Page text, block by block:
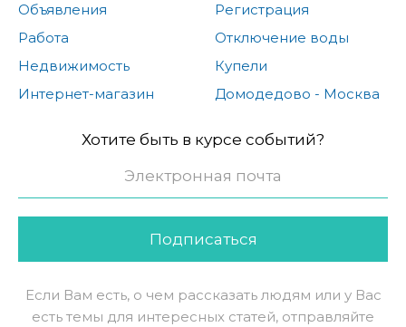
Объявления
Работа
Недвижимость
Интернет-магазин
Регистрация
Отключение воды
Купели
Домодедово - Москва
Хотите быть в курсе событий?
Подписаться
Если Вам есть, о чем рассказать людям или у Вас
есть темы для интересных статей, отправляйте